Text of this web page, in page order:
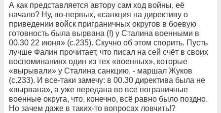
А как представляется автору сам ход войны, её
начало? Ну, во-первых, «санкция на директиву о
приведении войск приграничных округов в боевую
готовность была вырвана (!) у Сталина военными в
00.30 22 июня» (с.235). Скучно об этом спорить. Пусть
лучше Фалин прочитает, что писал на сей счёт в своих
воспоминаниях один из тех «военных», которые
«вырывали» у Сталина санкцию, - маршал Жуков
(с.233). И все-таки замечу: в 00.30 директива была не
«вырвана», а уже передана во все пограничные
военные округа, что, конечно, всё равно было поздно.
Но зачем даже в таких-то вопросах ловчить!?